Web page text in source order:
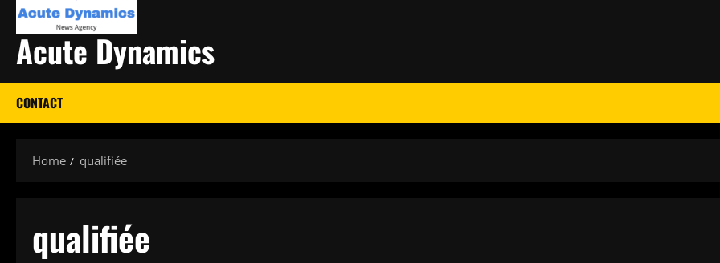
Acute Dynamics
CONTACT
Home qualifiée
qualifiée